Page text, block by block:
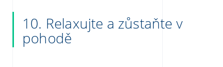
10. Relaxujte a zůstaňte v
pohodě